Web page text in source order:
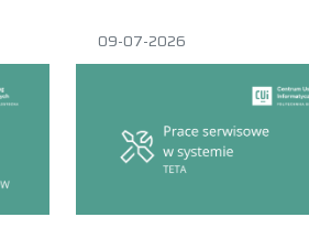
09-07-2026